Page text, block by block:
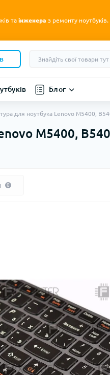
та інженера з ремонту ноутбуків.
Блог
для ноутбука Lenovo M5400,
M5400,
0